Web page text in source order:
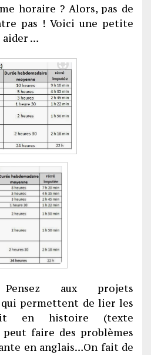
horaire ? Alors, pas de
pas ! Voici une petite
aider …
aux projets
permettent de lier les
en histoire (texte
faire des problèmes
en anglais…On fait de